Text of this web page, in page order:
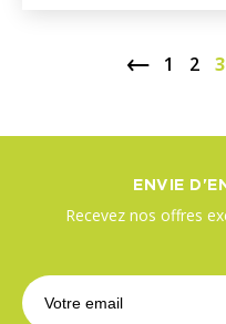
1 2 3
ENVIE
Recevez nos offres